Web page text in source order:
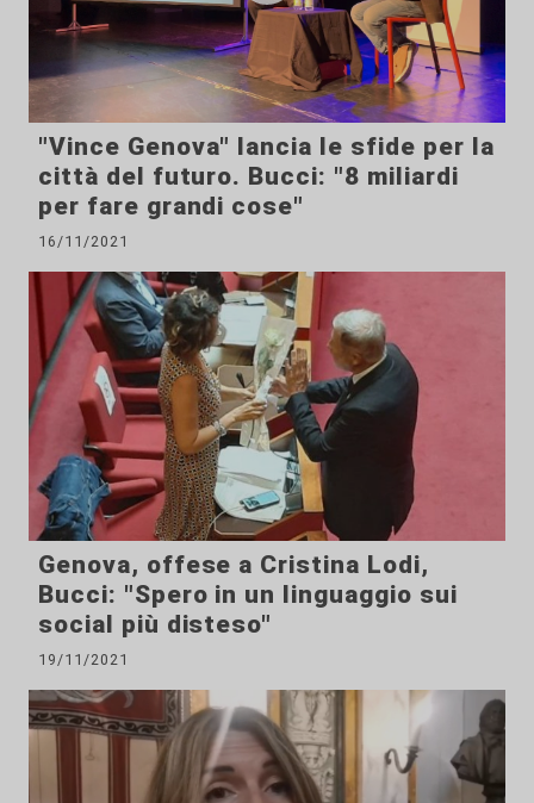
"Vince Genova" lancia le sfide per la
città del futuro. Bucci: "8 miliardi
per fare grandi cose"
16/11/2021
Genova, offese a Cristina Lodi,
Bucci: "Spero in un linguaggio sui
social più disteso"
19/11/2021